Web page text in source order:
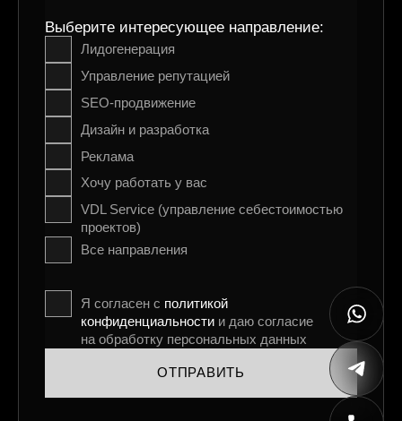
Выберите интересующее направление:
Лидогенерация
Управление репутацией
SEO-продвижение
Дизайн и разработка
Реклама
Хочу работать у вас
VDL Service (управление себестоимостью
проектов)
Все направления
ОТПРАВИТЬ
Я согласен с политикой
конфиденциальности и даю согласие
на обработку персональных данных